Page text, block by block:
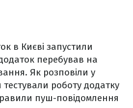
в Києві запустили
перебував на
Як розповіли у
роботу додатку
пуш-повідомлення